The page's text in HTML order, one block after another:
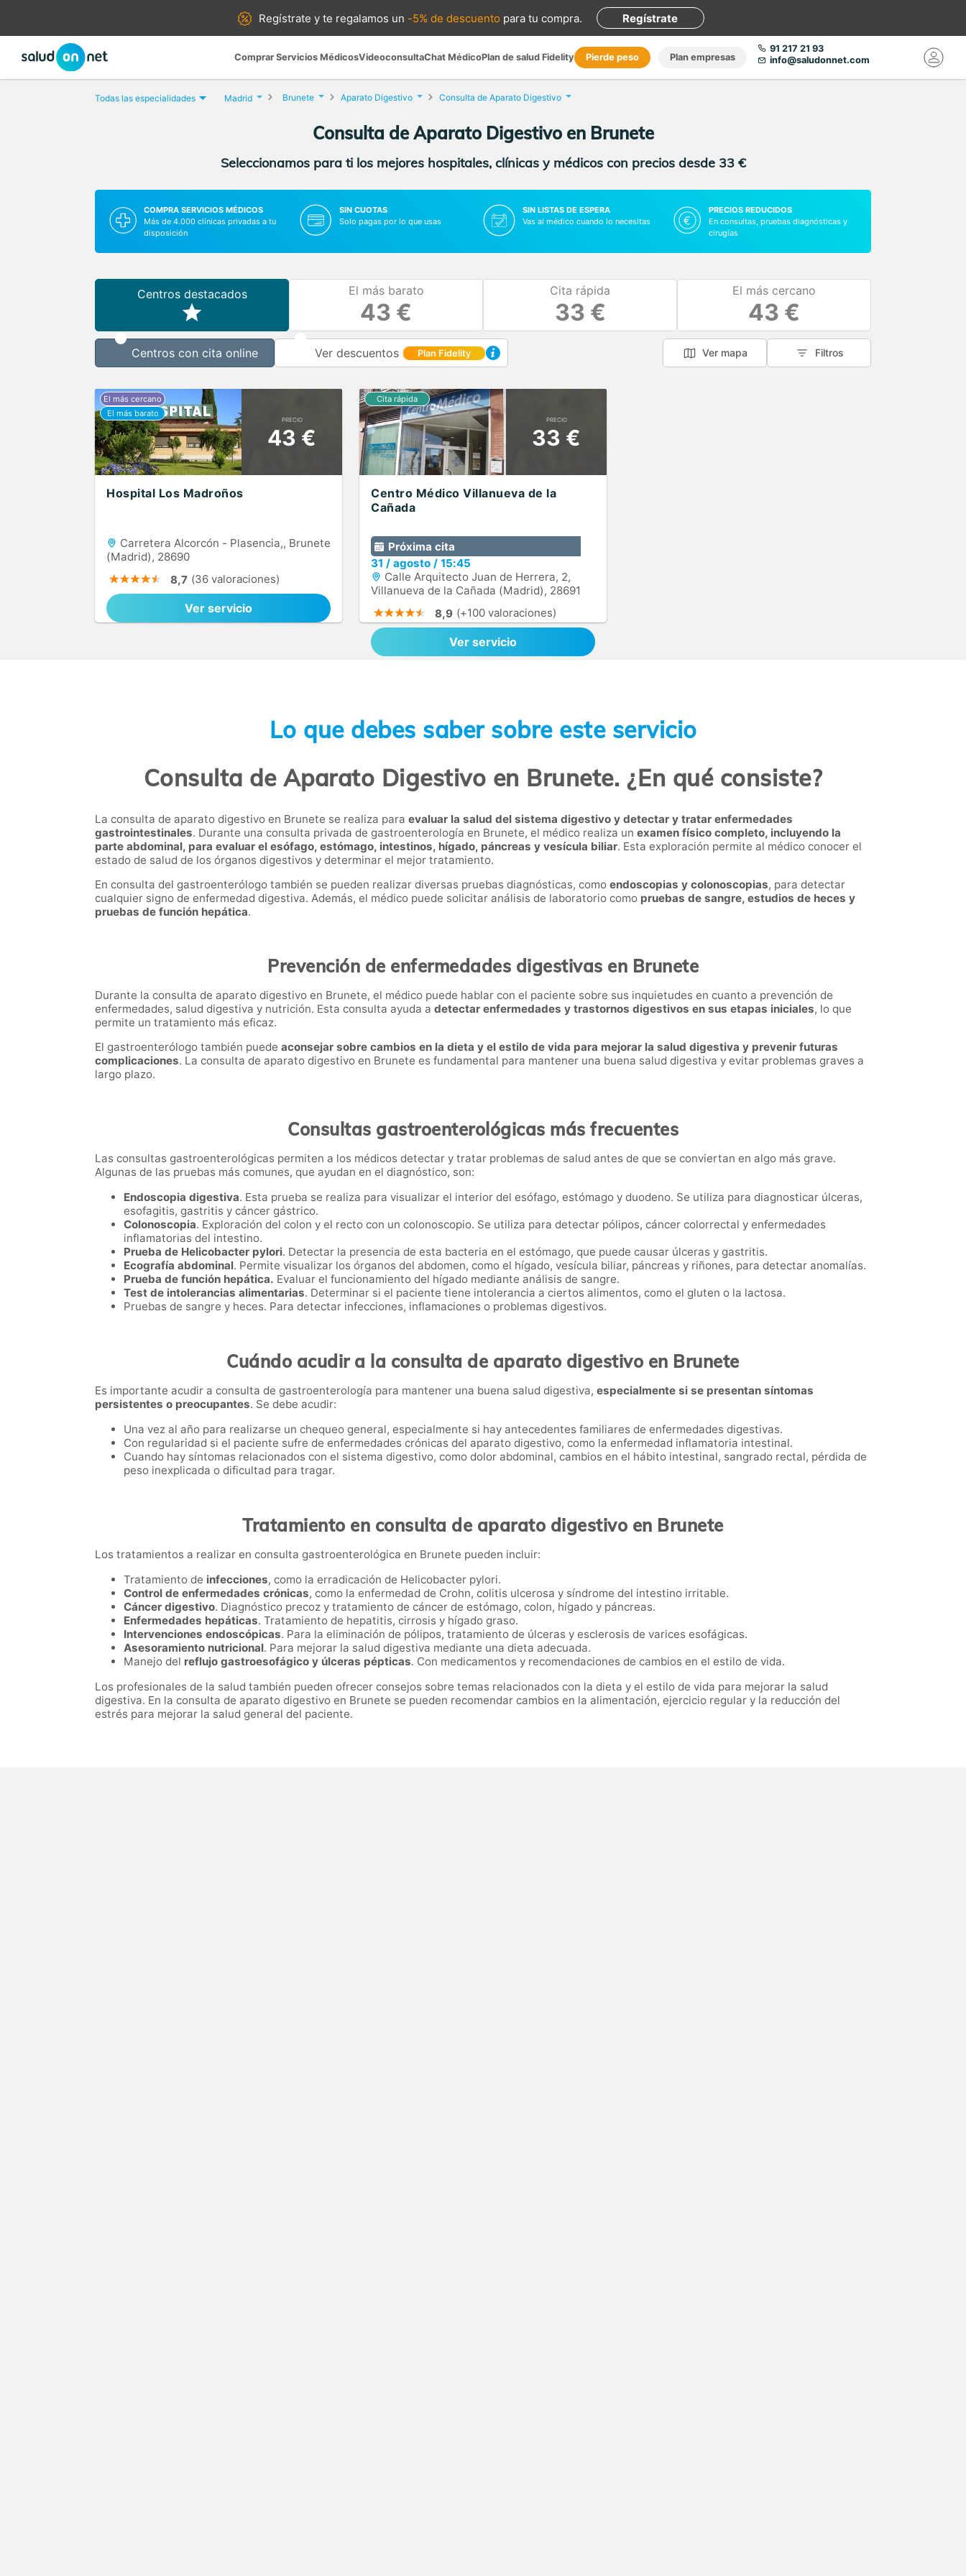
Regístrate yte regalamos un -5% de descuento para tu compra. Regístrate
Comprar Servicios MédicosVideoconsultaChat MédicoPlan de salud Fidelity Pierde peso Plan empresas
91 217 21 93
info@saludonnet.com
Todas las especialidades Madrid Brunete Aparato Digestivo Consulta de Aparato Digestivo
Consulta de Aparato Digestivo en Brunete
Seleccionamos para ti los mejores hospitales, clínicas y médicos con precios desde 33 €
COMPRA SERVICIOS MÉDICOS
Más de 4.000 clínicas privadas a tu
disposición
SIN CUOTAS
Solo pagas por lo que usas
SIN LISTAS DE ESPERA
Vas al médico cuando lo necesitas
PRECIOS REDUCIDOS
En consultas, pruebas diagnósticas y
cirugías
Centros destacados El más barato
43 €
Cita rápida
33 €
El más cercano
43 €
Centros con cita online Ver descuentos Plan Fidelity Ver mapa Filtros
PRECIO
43 €
Hospital Los Madroños
Carretera Alcorcón - Plasencia,, Brunete
(Madrid), 28690
8,7 (36 valoraciones)
Ver servicio
PRECIO
33 €
Centro Médico Villanueva de la
Cañada
Próxima cita
31 / agosto / 15:45
Calle Arquitecto Juan de Herrera, 2,
Villanueva de la Cañada (Madrid), 28691
8,9 (+100 valoraciones)
Ver servicio
Lo que debes saber sobre este servicio
Consulta de Aparato Digestivo en Brunete. ¿En qué consiste?
La consulta de aparato digestivo en Brunete se realiza para evaluar la salud del sistema digestivo y detectar y tratar enfermedades
gastrointestinales. Durante una consulta privada de gastroenterología en Brunete, el médico realiza un examen físico completo, incluyendo la
parte abdominal, para evaluar el esófago, estómago, intestinos, hígado, páncreas y vesícula biliar. Esta exploración permite al médico conocer el
estado de salud de los órganos digestivos y determinar el mejor tratamiento.
En consulta del gastroenterólogo también se pueden realizar diversas pruebas diagnósticas, como endoscopias y colonoscopias, para detectar
cualquier signo de enfermedad digestiva. Además, el médico puede solicitar análisis de laboratorio como pruebas de sangre, estudios de heces y
pruebas de función hepática.
Prevención de enfermedades digestivas en Brunete
Durante la consulta de aparato digestivo en Brunete, el médico puede hablar con el paciente sobre sus inquietudes en cuanto a prevención de
enfermedades, salud digestiva y nutrición. Esta consulta ayuda a detectar enfermedades y trastornos digestivos en sus etapas iniciales, lo que
permite un tratamiento más eficaz.
El gastroenterólogo también puede aconsejar sobre cambios en la dieta y el estilo de vida para mejorar la salud digestiva y prevenir futuras
complicaciones. La consulta de aparato digestivo en Brunete es fundamental para mantener una buena salud digestiva y evitar problemas graves a
largo plazo.
Consultas gastroenterológicas más frecuentes
Las consultas gastroenterológicas permiten a los médicos detectar y tratar problemas de salud antes de que se conviertan en algo más grave.
Algunas de las pruebas más comunes, que ayudan en el diagnóstico, son:
Endoscopia digestiva. Esta prueba se realiza para visualizar el interior del esófago, estómago y duodeno. Se utiliza para diagnosticar úlceras,
esofagitis, gastritis y cáncer gástrico.
Colonoscopia. Exploración del colon y el recto con un colonoscopio. Se utiliza para detectar pólipos, cáncer colorrectal y enfermedades
inflamatorias del intestino.
Prueba de Helicobacter pylori. Detectar la presencia de esta bacteria en el estómago, que puede causar úlceras y gastritis.
Ecografía abdominal. Permite visualizar los órganos del abdomen, como el hígado, vesícula biliar, páncreas y riñones, para detectar anomalías.
Prueba de función hepática. Evaluar el funcionamiento del hígado mediante análisis de sangre.
Test de intolerancias alimentarias. Determinar si el paciente tiene intolerancia a ciertos alimentos, como el gluten o la lactosa.
Pruebas de sangre y heces. Para detectar infecciones, inflamaciones o problemas digestivos.
Cuándo acudir a la consulta de aparato digestivo en Brunete
Es importante acudir a consulta de gastroenterología para mantener una buena salud digestiva, especialmente si se presentan síntomas
persistentes o preocupantes. Se debe acudir:
Una vez al año para realizarse un chequeo general, especialmente si hay antecedentes familiares de enfermedades digestivas.
Con regularidad si el paciente sufre de enfermedades crónicas del aparato digestivo, como la enfermedad inflamatoria intestinal.
Cuando hay síntomas relacionados con el sistema digestivo, como dolor abdominal, cambios en el hábito intestinal, sangrado rectal, pérdida de
peso inexplicada o dificultad para tragar.
Tratamiento en consulta de aparato digestivo en Brunete
Los tratamientos a realizar en consulta gastroenterológica en Brunete pueden incluir:
Tratamiento de infecciones, como la erradicación de Helicobacter pylori.
Control de enfermedades crónicas, como la enfermedad de Crohn, colitis ulcerosa y síndrome del intestino irritable.
Cáncer digestivo. Diagnóstico precoz y tratamiento de cáncer de estómago, colon, hígado y páncreas.
Enfermedades hepáticas. Tratamiento de hepatitis, cirrosis y hígado graso.
Intervenciones endoscópicas. Para la eliminación de pólipos, tratamiento de úlceras y esclerosis de varices esofágicas.
Asesoramiento nutricional. Para mejorar la salud digestiva mediante una dieta adecuada.
Manejo del reflujo gastroesofágico y úlceras pépticas. Con medicamentos y recomendaciones de cambios en el estilo de vida.
Los profesionales de la salud también pueden ofrecer consejos sobre temas relacionados con la dieta y el estilo de vida para mejorar la salud
digestiva. En la consulta de aparato digestivo en Brunete se pueden recomendar cambios en la alimentación, ejercicio regular y la reducción del
estrés para mejorar la salud general del paciente.